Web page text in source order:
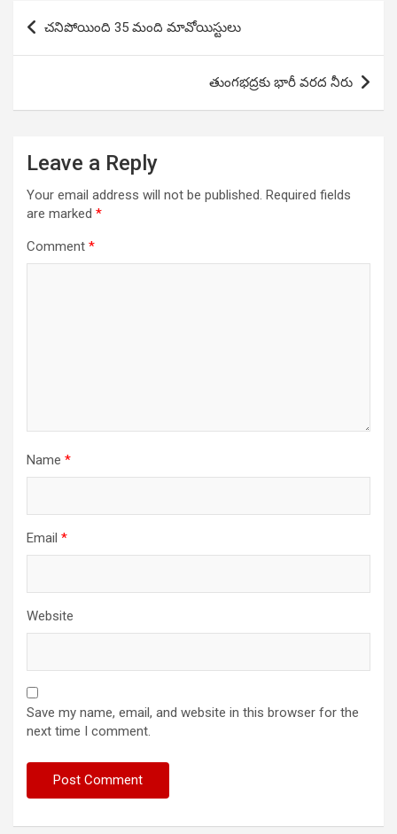
Post
navigation
చనిపోయింది 35 మంది మావోయిస్టులు
తుంగభద్రకు భారీ వరద నీరు
Leave a Reply
Your email address will not be published. Required fields
are marked *
Comment *
Name *
Email *
Website
Save my name, email, and website in this browser for the
next time I comment.